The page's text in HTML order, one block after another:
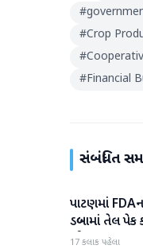
#
#Crop
#
#Financial
સંબંધિત
પાટણ
પાટણમાં
ડબ્બામાં તેલ
સીલ, રૂ. ૧૬.૧૪
17 કલાક પહેલા